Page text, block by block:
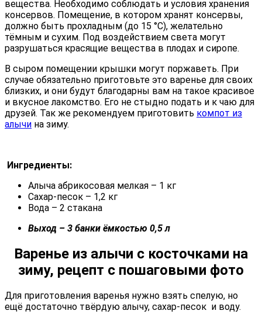
вещества. Необходимо соблюдать и условия хранения
консервов. Помещение, в котором хранят консервы,
должно быть прохладным (до 15 °С), желательно
тёмным и сухим. Под воздействием света могут
разрушаться красящие вещества в плодах и сиропе.
В сыром помещении крышки могут поржаветь. При
случае обязательно приготовьте это варенье для своих
близких, и они будут благодарны вам на такое красивое
и вкусное лакомство. Его не стыдно подать и к чаю для
друзей. Так же рекомендуем приготовить компот из
алычи на зиму.
Ингредиенты:
Алыча абрикосовая мелкая – 1 кг
Сахар-песок – 1,2 кг
Вода – 2 стакана
Выход – 3 банки ёмкостью 0,5 л
Варенье из алычи с косточками на
зиму, рецепт с пошаговыми фото
Для приготовления варенья нужно взять спелую, но
ещё достаточно твёрдую алычу, сахар-песок и воду.